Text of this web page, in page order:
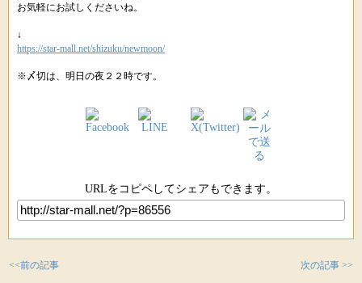
お気軽にお試しくださいね。
↓
https://star-mall.net/shizuku/newmoon/
※〆切は、明日の夜２２時です。
URLをコピペしてシェアもできます。
<<前の記事 次の記事 >>